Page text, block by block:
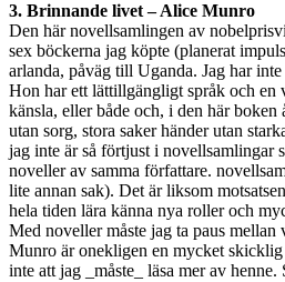
3. Brinnande livet – Alice Munro
Den här novellsamlingen av
sex böckerna jag köpte (planerat
arlanda, påväg till Uganda. Jag har
Hon har ett lättillgängligt språk och en
känsla, eller både och, i den här
utan sorg, stora saker händer utan
jag inte är så förtjust i novellsamlingar
noveller av samma författare.
lite annan sak). Det är liksom
hela tiden lära känna nya roller och
Med noveller måste jag ta paus mellan
Munro är onekligen en mycket
inte att jag _måste_ läsa mer av